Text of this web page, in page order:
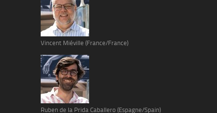
Vincent Miéville (France/France)
Ruben de la Prida Caballero (Espagne/Spain)